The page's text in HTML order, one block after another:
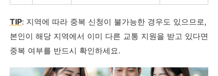
TIP: 지역에 따라 중복 신청이 불가능한 경우도 있으므로,
본인이 해당 지역에서 이미 다른 교통 지원을 받고 있다면
중복 여부를 반드시 확인하세요.